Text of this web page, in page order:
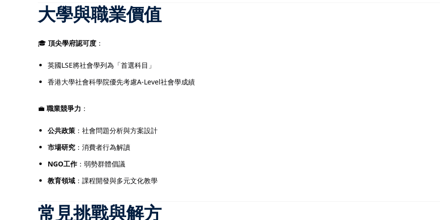
大學與職業價值
🎓 頂尖學府認可度 ：
英國LSE將社會學列為「首選科目」
香港大學社會科學院優先考慮A-Level社會學成績
💼 職業競爭力 ：
公共政策 ：社會問題分析與方案設計
市場研究 ：消費者行為解讀
NGO工作：弱勢群體倡議
教育領域 ：課程開發與多元文化教學
常見挑戰與解方